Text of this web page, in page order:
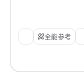
全能参考